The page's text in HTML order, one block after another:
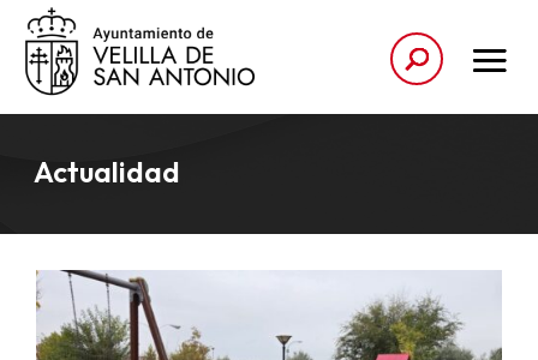
Actualidad